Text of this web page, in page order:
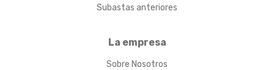
Subastas anteriores
La empresa
Sobre Nosotros